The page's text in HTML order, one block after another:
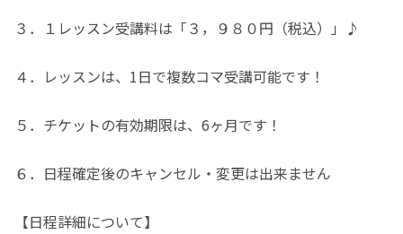
３．１レッスン受講料は「３，９８０円（税込）」♪
４．レッスンは、1日で複数コマ受講可能です！
５．チケットの有効期限は、6ヶ月です！
６．日程確定後のキャンセル・変更は出来ません
【日程詳細について】